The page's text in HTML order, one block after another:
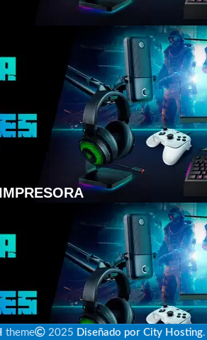
theme 2025 Diseñado por City Hosting.